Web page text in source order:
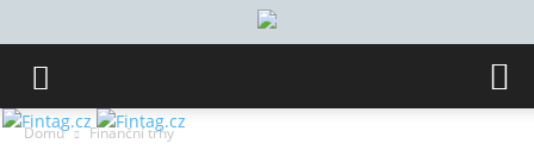
Domů Finanční trhy